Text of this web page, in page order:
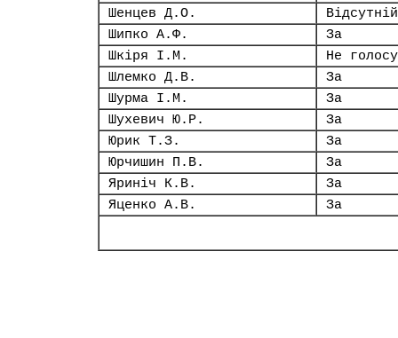
Шенцев Д.О.
Відсутній
Шипко А.Ф.
За
Шкіря І.М.
Не
Шлемко Д.В.
За
Шурма І.М.
За
Шухевич Ю.Р.
За
Юрик Т.З.
За
Юрчишин П.В.
За
Яриніч К.В.
За
Яценко А.В.
За